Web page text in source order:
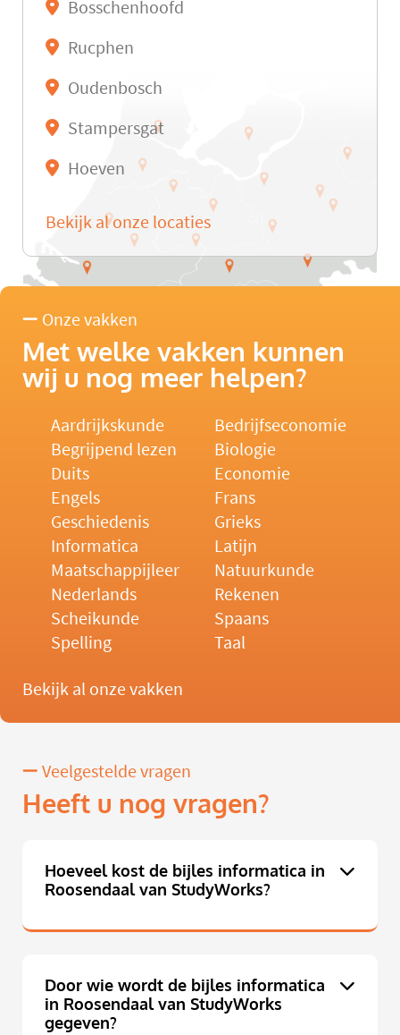
Bosschenhoofd
Rucphen
Oudenbosch
Stampersgat
Hoeven
Bekijk al onze locaties
Onze vakken
Met welke vakken kunnen
wij u nog meer helpen?
Aardrijkskunde
Bedrijfseconomie
Begrijpend lezen
Biologie
Duits
Economie
Engels
Frans
Geschiedenis
Grieks
Informatica
Latijn
Maatschappijleer
Natuurkunde
Nederlands
Rekenen
Scheikunde
Spaans
Spelling
Taal
Bekijk al onze vakken
Veelgestelde vragen
Heeft u nog vragen?
Hoeveel kost de bijles informatica in
Roosendaal van StudyWorks?
Door wie wordt de bijles informatica
in Roosendaal van StudyWorks
gegeven?